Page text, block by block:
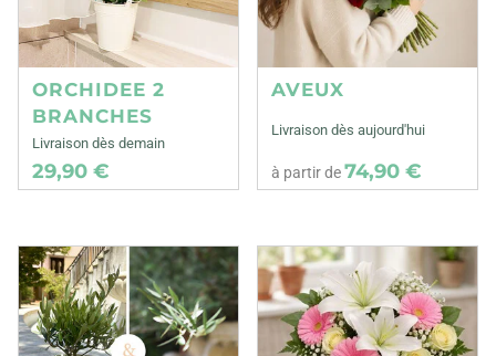
ORCHIDEE 2
BRANCHES
Livraison dès demain
29,90 €
AVEUX
Livraison dès aujourd'hui
à partir de74,90 €